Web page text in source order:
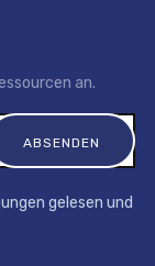
an.
gelesen und